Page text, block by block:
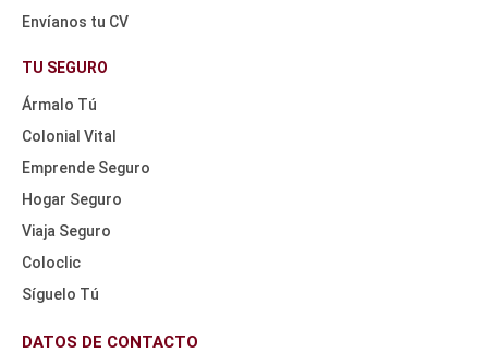
Envíanos tu CV
NAV
TU SEGURO
Ármalo Tú
Colonial Vital
Emprende Seguro
Hogar Seguro
Viaja Seguro
Coloclic
Síguelo Tú
DATOS DE CONTACTO